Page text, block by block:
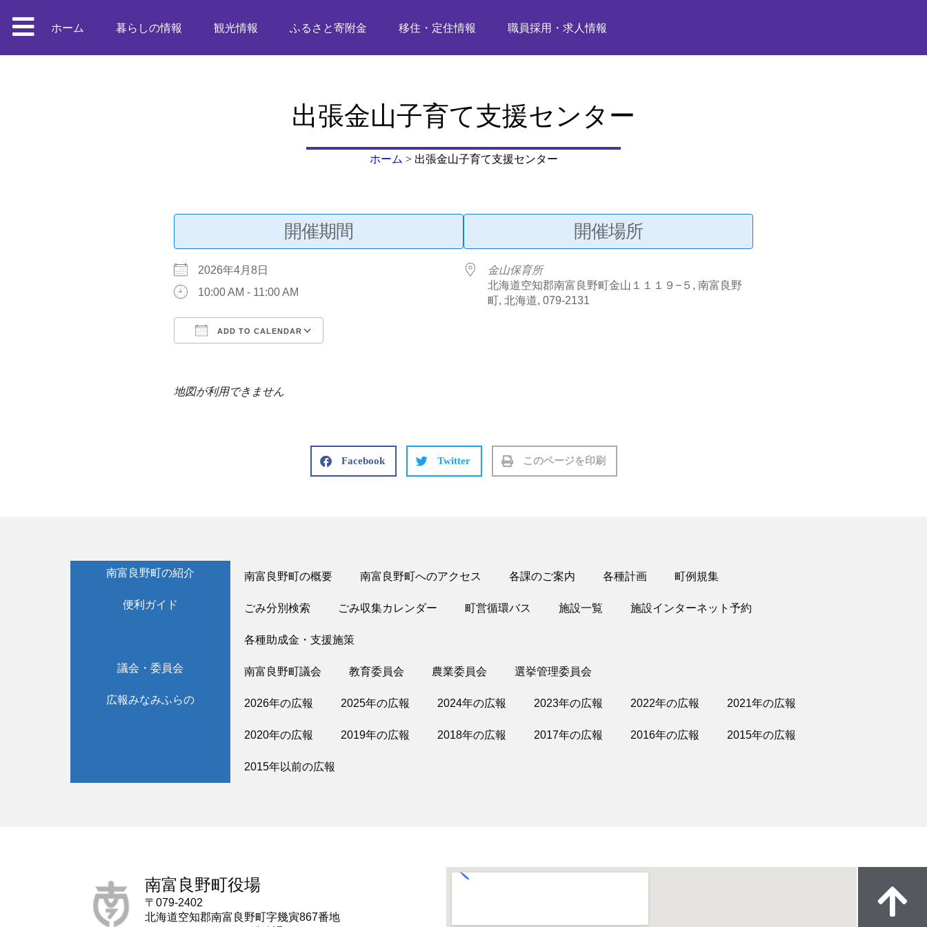
ホーム 暮らしの情報 観光情報 ふるさと寄附金 移住・定住情報 職員採用・求人情報
出張金山子育て支援センター
ホーム > 出張金山子育て支援センター
開催期間
2026年4月8日
10:00 AM - 11:00 AM
ADD TO CALENDAR
開催場所
金山保育所
北海道空知郡南富良野町金山１１１９−５, 南富良野
町, 北海道, 079-2131
地図が利用できません
Facebook Twitter このページを印刷
南富良野町の紹介 南富良野町の概要 南富良野町へのアクセス 各課のご案内 各種計画 町例規集
便利ガイド ごみ分別検索 ごみ収集カレンダー 町営循環バス 施設一覧 施設インターネット予約
各種助成金・支援施策
議会・委員会 南富良野町議会 教育委員会 農業委員会 選挙管理委員会
広報みなみふらの 2026年の広報 2025年の広報 2024年の広報 2023年の広報 2022年の広報 2021年の広報
2020年の広報 2019年の広報 2018年の広報 2017年の広報 2016年の広報 2015年の広報
2015年以前の広報
南富良野町役場
〒079-2402
北海道空知郡南富良野町字幾寅867番地